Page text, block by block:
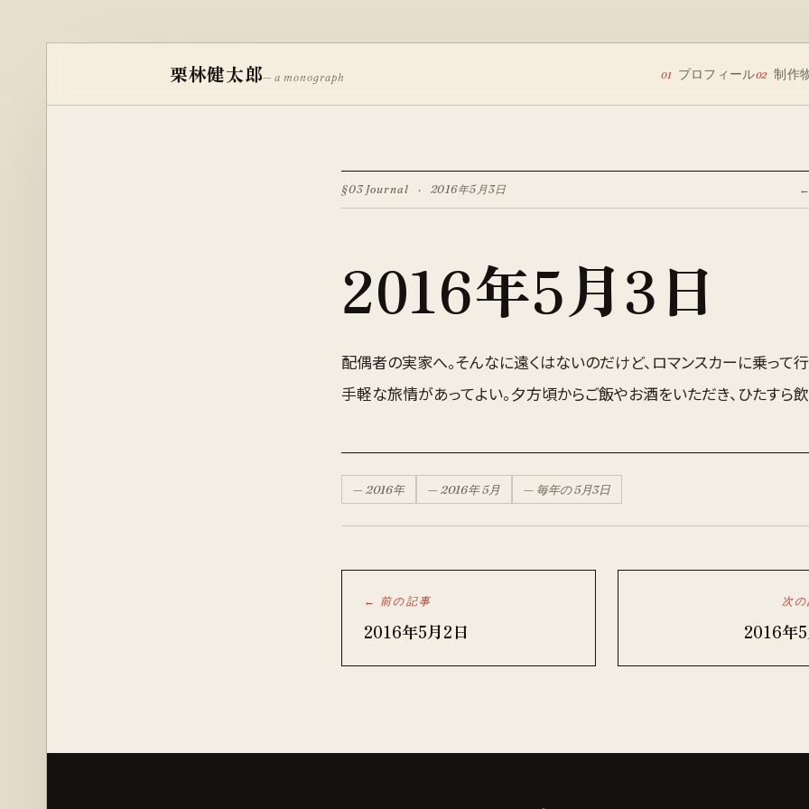
栗林健太郎— a monograph 01 プロフィール02 制作
§03 Journal · 2016年5月3日
2016年5月3日
配偶者の実家へ。そんなに遠くはないのだけど、ロマンスカーに乗って
手軽な旅情があってよい。夕方頃からご飯やお酒をいただき、ひたすら飲
— 2016年 — 2016年5月 — 毎年の5月3日
← 前の記事
2016年5月2日
次
2016年